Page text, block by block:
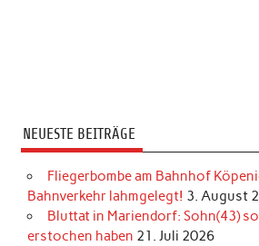
NEUESTE BEITRÄGE
Fliegerbombe am Bahnhof
Bahnverkehr lahmgelegt! 3. August
Bluttat in Mariendorf: Sohn(43)
erstochen haben 21. Juli 2026